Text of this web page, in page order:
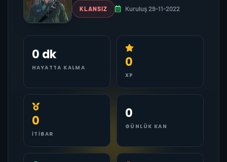
KLANSIZ Kuruluş 29-11-2022
0 dk
HAYATTA KALMA 0
XP
0
İTIBAR
0
GÜNLÜK KAN